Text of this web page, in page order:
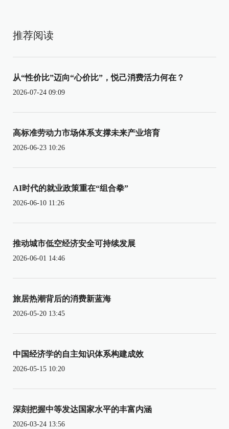
推荐阅读
从“性价比”迈向“心价比”，悦己消费活力何在？
2026-07-24 09:09
高标准劳动力市场体系支撑未来产业培育
2026-06-23 10:26
AI时代的就业政策重在“组合拳”
2026-06-10 11:26
推动城市低空经济安全可持续发展
2026-06-01 14:46
旅居热潮背后的消费新蓝海
2026-05-20 13:45
中国经济学的自主知识体系构建成效
2026-05-15 10:20
深刻把握中等发达国家水平的丰富内涵
2026-03-24 13:56